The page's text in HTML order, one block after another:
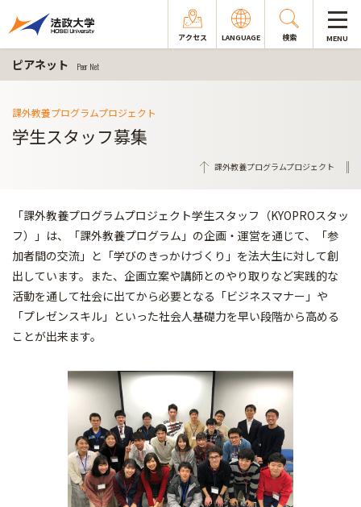
アクセス LANGUAGE 検索 MENU
ピアネット Peer Net
課外教養プログラムプロジェクト
学生スタッフ募集
課外教養プログラムプロジェクト
「課外教養プログラムプロジェクト学生スタッフ（KYOPROスタッ
フ）」は、「課外教養プログラム」の企画・運営を通じて、「参
加者間の交流」と「学びのきっかけづくり」を法大生に対して創
出しています。また、企画立案や講師とのやり取りなど実践的な
活動を通して社会に出てから必要となる「ビジネスマナー」や
「プレゼンスキル」といった社会人基礎力を早い段階から高める
ことが出来ます。